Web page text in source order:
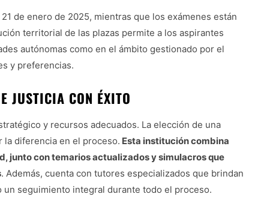
de enero de 2025, mientras que los exámenes están
territorial de las plazas permite a los aspirantes
autónomas como en el ámbito gestionado por el
y preferencias.
JUSTICIA CON ÉXITO
y recursos adecuados. La elección de una
la diferencia en el proceso. Esta institución combina
junto con temarios actualizados y simulacros que
. Además, cuenta con tutores especializados que brindan
seguimiento integral durante todo el proceso.